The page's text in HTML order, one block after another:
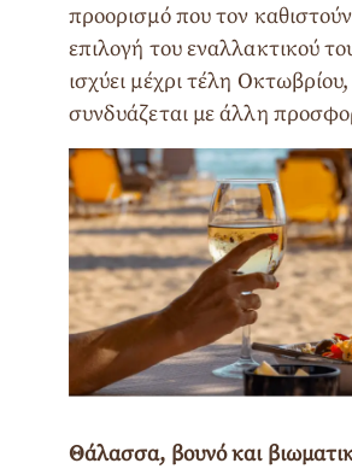
προορισμό που τον
επιλογή του εναλλακτικού
ισχύει μέχρι τέλη
συνδυάζεται με άλλη
Θάλασσα, βουνό και